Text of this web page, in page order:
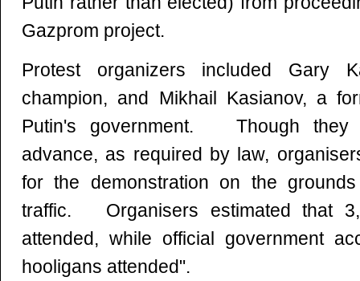
Gazprom project.
Protest organizers included Gary
champion, and Mikhail Kasianov, a
Putin's government. Though they
advance, as required by law,
for the demonstration on the
traffic. Organisers estimated that
attended, while official government
hooligans attended".